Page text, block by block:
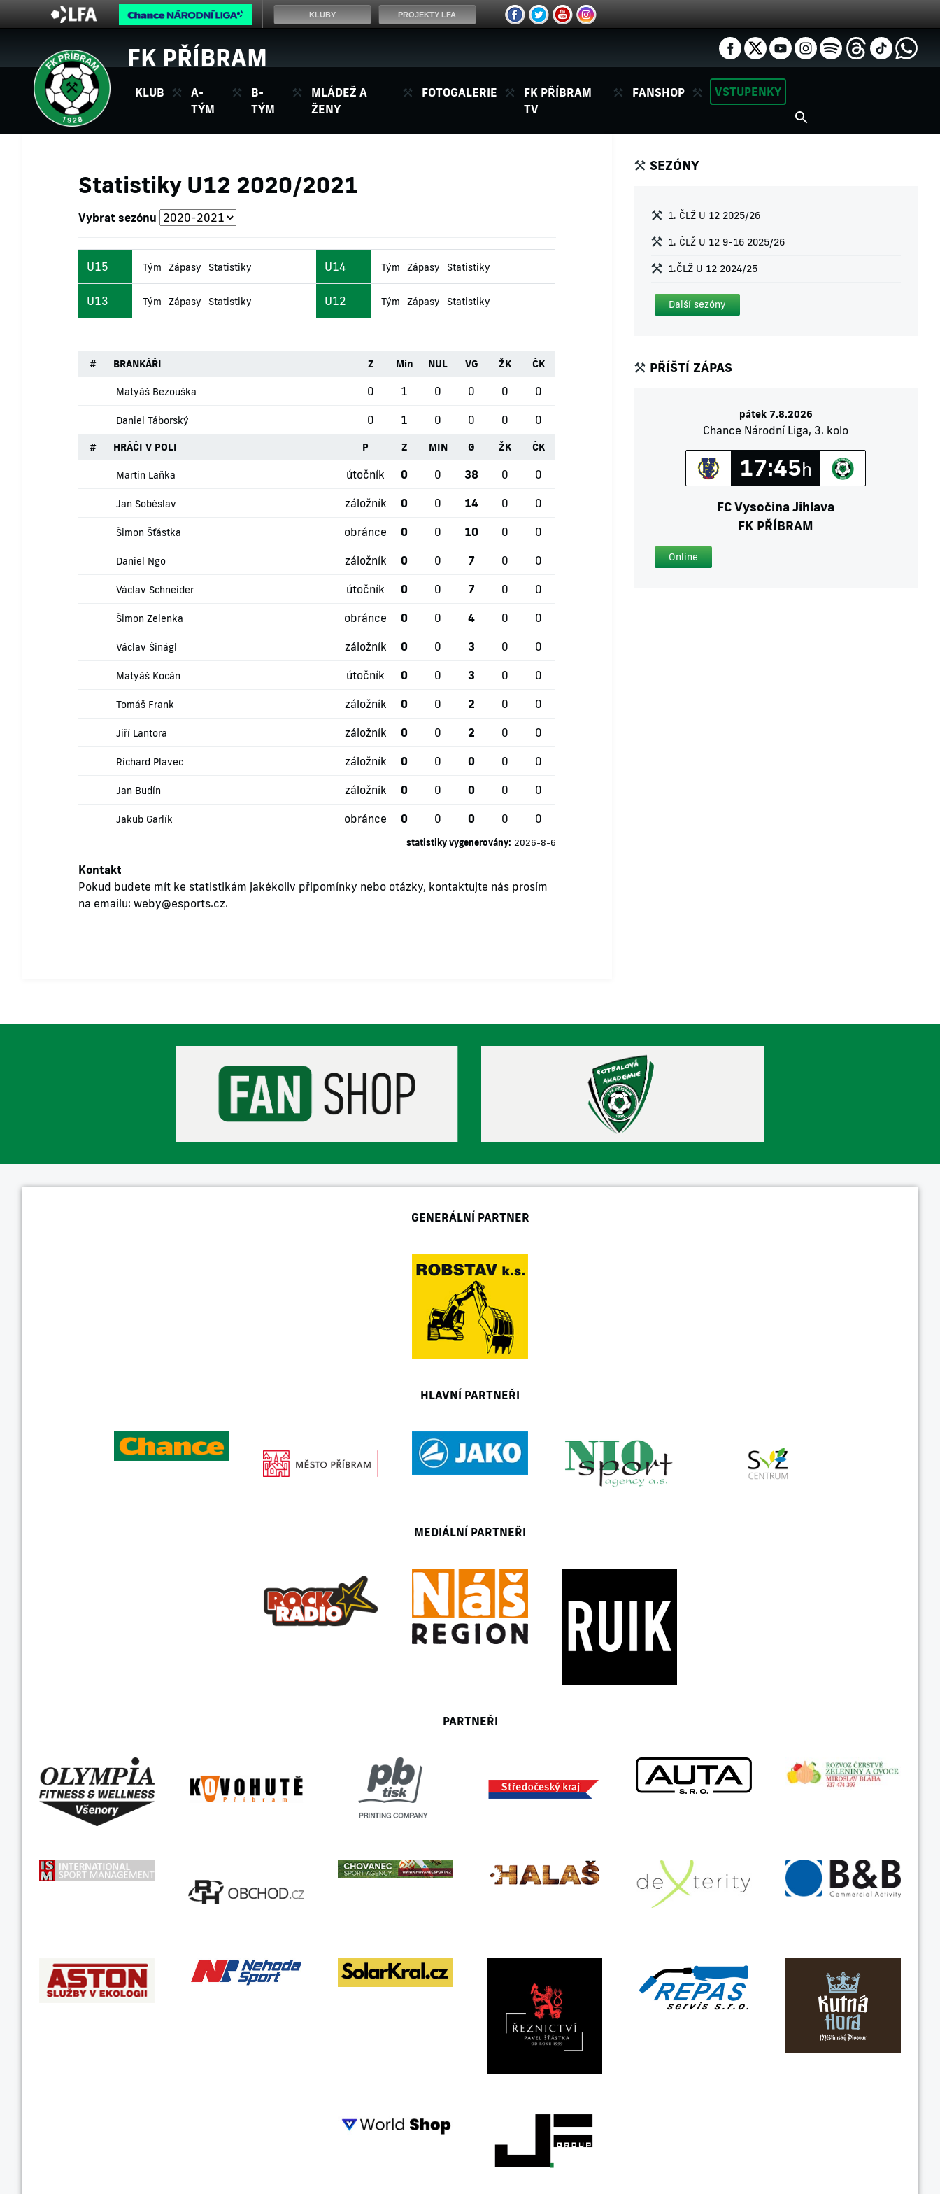
FK PŘÍBRAM
KLUB
A-
TÝM
B-
TÝM
MLÁDEŽ A
ŽENY
FOTOGALERIE
FK PŘÍBRAM
TV
FANSHOP VSTUPENKY
Statistiky U12 2020/2021
Vybrat sezónu
U15 Tým Zápasy Statistiky U14 Tým Zápasy Statistiky
U13 Tým Zápasy Statistiky U12 Tým Zápasy Statistiky
# BRANKÁŘI Z Min NUL VG ŽK ČK
Matyáš Bezouška 0 1 0 0 0 0
Daniel Táborský 0 1 0 0 0 0
# HRÁČI V POLI P Z MIN G ŽK ČK
Martin Laňka útočník 0 0 38 0 0
Jan Soběslav záložník 0 0 14 0 0
Šimon Šťástka obránce 0 0 10 0 0
Daniel Ngo záložník 0 0 7 0 0
Václav Schneider útočník 0 0 7 0 0
Šimon Zelenka obránce 0 0 4 0 0
Václav Šinágl záložník 0 0 3 0 0
Matyáš Kocán útočník 0 0 3 0 0
Tomáš Frank záložník 0 0 2 0 0
Jiří Lantora záložník 0 0 2 0 0
Richard Plavec záložník 0 0 0 0 0
Jan Budín záložník 0 0 0 0 0
Jakub Garlík obránce 0 0 0 0 0
statistiky vygenerovány: 2026-8-6
Kontakt
Pokud budete mít ke statistikám jakékoliv připomínky nebo otázky, kontaktujte nás prosím
na emailu: weby@esports.cz.
SEZÓNY
1. ČLŽ U 12 2025/26
1. ČLŽ U 12 9-16 2025/26
1.ČLŽ U 12 2024/25
Další sezóny
PŘÍŠTÍ ZÁPAS
pátek 7.8.2026
Chance Národní Liga, 3. kolo
17:45h
FC Vysočina Jihlava
FK PŘÍBRAM
Online
GENERÁLNÍ PARTNER
HLAVNÍ PARTNEŘI
MEDIÁLNÍ PARTNEŘI
PARTNEŘI
KLUBY PROJEKTY LFA